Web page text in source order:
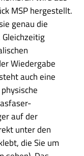
MSP hergestellt.
genau die
Wiedergabe
auch eine
auf der
unter den
die Sie um